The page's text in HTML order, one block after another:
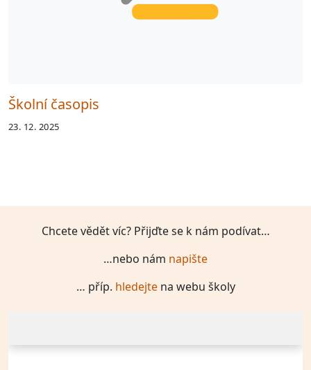
Školní časopis
23. 12. 2025
Chcete vědět víc? Přijďte se k nám podívat…
…nebo nám napište
… příp. hledejtena webu školy